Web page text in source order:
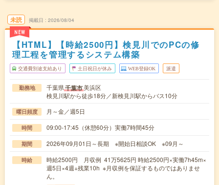
未読
NEW
掲載日 2026/08/04
【HTML】【時給2500円】検見川でのPCの修
理工程を管理するシステム構築
交通費別途支給あり 土日祝日が休み WEB登録OK 派遣
勤務地 千葉県千葉市美浜区
検見川駅から徒歩18分／新検見川駅からバス10分
曜日頻度 月～金／週5日
時間 09:00-17:45（休憩60分）実働7時間45分
期間 2026年09月01日～長期 ※開始日相談OK ※09月～
時給
時給2500円 月収例 41万5625円 時給2500円×実働7h45m×
週5日×4週+残業10h ※月収例を保証するものではありませ
ん。